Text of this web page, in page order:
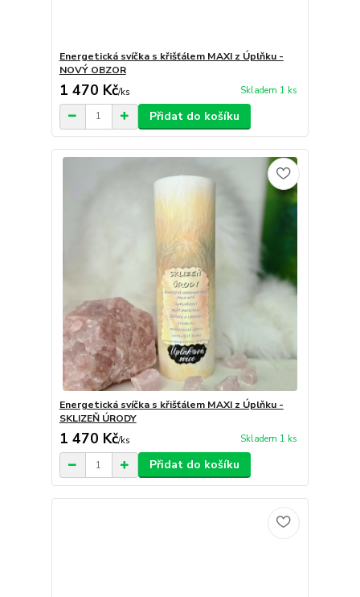
Energetická svíčka s křišťálem MAXI z Úplňku -
NOVÝ OBZOR
1 470 Kč/ks Skladem 1 ks
Přidat do košíku
Energetická svíčka s křišťálem MAXI z Úplňku -
SKLIZEŇ ÚRODY
1 470 Kč/ks Skladem 1 ks
Přidat do košíku